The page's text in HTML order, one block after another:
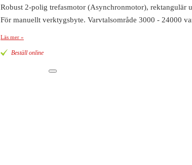
Robust 2-polig trefasmotor (Asynchronmotor), rektangulär
För manuellt verktygsbyte. Varvtalsområde 3000 - 24000
Läs mer »
Beställ online